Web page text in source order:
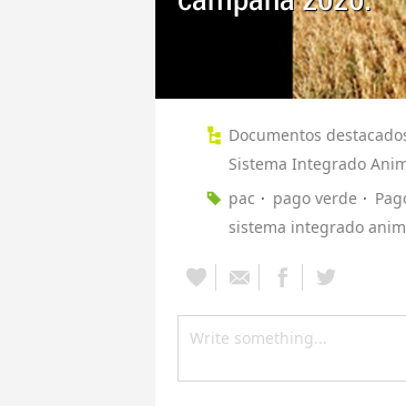
Documentos
Sistema Integrado
pac
pago verde
sistema integrado